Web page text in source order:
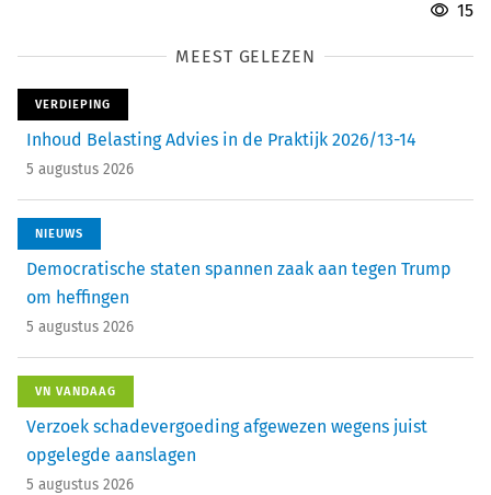
15
MEEST GELEZEN
VERDIEPING
Inhoud Belasting Advies in de Praktijk 2026/13-14
5 augustus 2026
NIEUWS
Democratische staten spannen zaak aan tegen Trump
om heffingen
5 augustus 2026
VN VANDAAG
Verzoek schadevergoeding afgewezen wegens juist
opgelegde aanslagen
5 augustus 2026